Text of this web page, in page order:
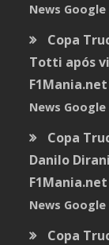
News Google
Copa
Totti após
F1Mania.net
News Google
Copa
Danilo
F1Mania.net
News Google
Copa